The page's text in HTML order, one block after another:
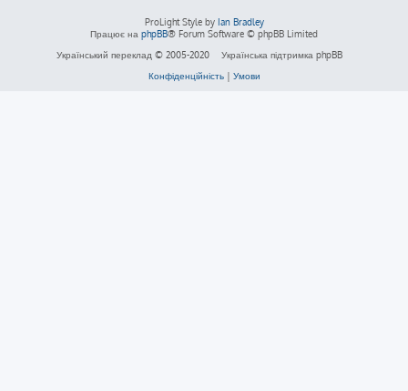
ProLight Style by Ian Bradley
Працює на phpBB® Forum Software © phpBB Limited
Український переклад © 2005-2020
Українська підтримка phpBB
Конфіденційність| Умови